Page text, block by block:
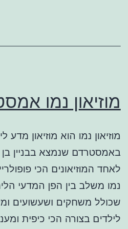
מוזיאון נמו
מוזיאון נמו הוא מוזיאון
לאחד המוזיאונים הכי
נמו משלב בין הפן המדעי
שכולל משחקים ושעשועים
לילדים בצורה הכי כיפית